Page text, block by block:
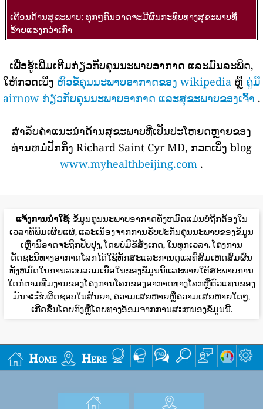
ເຕືອນດ້ານສຸຂະພາບ: ທຸກໆຄົນອາດຈະມີຜົນກະທົບທາງສຸຂະພາບທີ່
ຮ້າຍແຮງກວ່າເກົ່າ
ເພື່ອຮູ້ເພີ່ມເຕີມກ່ຽວກັບຄຸນນະພາບອາກາດ ແລະມົນລະພິດ,
ໃຫ້ກວດເບິ່ງ ຫົວຂໍ້ຄຸນນະພາບອາກາດຂອງ wikipediaຫຼື ຄູ່ມື
airnow ກ່ຽວກັບຄຸນນະພາບອາກາດ ແລະສຸຂະພາບຂອງເຈົ້າ .
ສໍາລັບຄໍາແນະນໍາດ້ານສຸຂະພາບທີ່ເປັນປະໂຫຍດຫຼາຍຂອງ
ທ່ານຫມໍປັກກິ່ງ Richard Saint Cyr MD, ກວດເບິ່ງ blog
www.myhealthbeijing.com .
ແຈ້ງການນໍາໃຊ້: ຂໍ້ມູນຄຸນນະພາບອາກາດທັງຫມົດແມ່ນບໍ່ຖືກຕ້ອງໃນ
ເວລາທີ່ພິມເຜີຍແຜ່, ແລະເນື່ອງຈາກການຮັບປະກັນຄຸນນະພາບຂອງຂໍ້ມູນ
ເຫຼົ່ານີ້ອາດຈະຖືກປັບປຸງ, ໂດຍບໍ່ມີຂໍ້ສັງເກດ, ໃນທຸກເວລາ. ໂຄງການ
ດັດຊະນີທາງອາກາດໂລກໄດ້ໃຊ້ທັກສະແລະການດູແລທີ່ສົມເຫດສົມຜົນ
ທັງຫມົດໃນການລວບລວມເນື້ອໃນຂອງຂໍ້ມູນນີ້ແລະພາຍໃຕ້ສະພາບການ
ໃດກໍ່ຕາມທີມງານຂອງໂຄງການໂລກຂອງອາກາດທາງໂລກຫຼືຕົວແທນຂອງ
ມັນຈະຮັບຜິດຊອບໃນສັນຍາ, ຄວາມເສຍຫາຍຫຼືຄວາມເສຍຫາຍໃດໆ,
ເກີດຂື້ນໂດຍກົງຫຼືໂດຍທາງອ້ອມຈາກການສະຫນອງຂໍ້ມູນນີ້.
Home Here